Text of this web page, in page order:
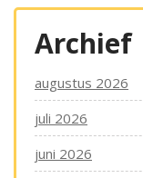
Archief
augustus 2026
juli 2026
juni 2026